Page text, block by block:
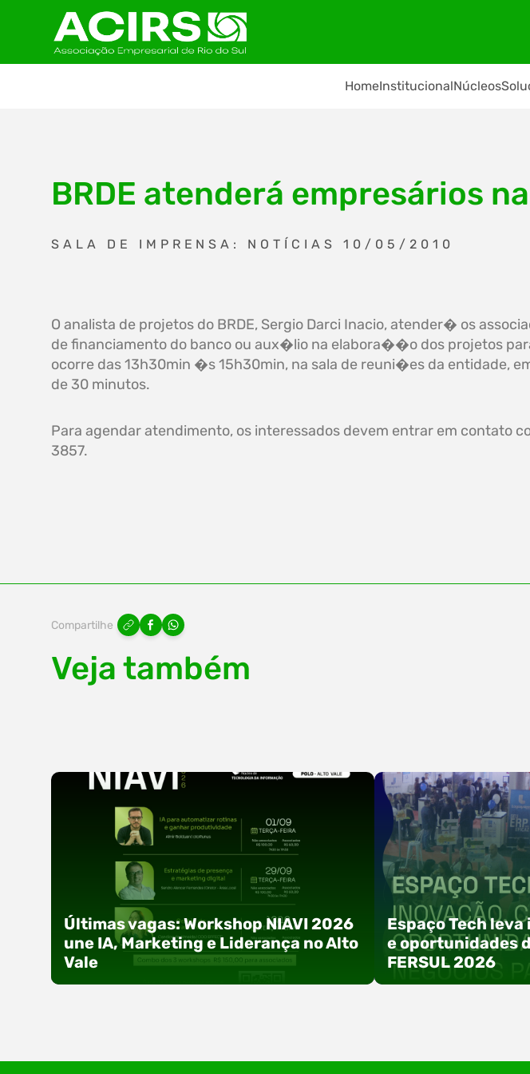
HomeInstitucionalNúcleos
BRDE atenderá empresários
SALA DE IMPRENSA: NOTÍCIAS 10/05/2010
O analista de projetos do BRDE, Sergio Darci Inacio, atender� os
de financiamento do banco ou aux�lio na elabora��o dos projetos
ocorre das 13h30min �s 15h30min, na sala de reuni�es da entidade,
de 30 minutos.
Para agendar atendimento, os interessados devem entrar em contato
3857.
Compartilhe
Veja também
Últimas vagas: Workshop NIAVI 2026
une IA, Marketing e Liderança no Alto
Vale
Espaço Tech
e oportunidades
FERSUL 2026